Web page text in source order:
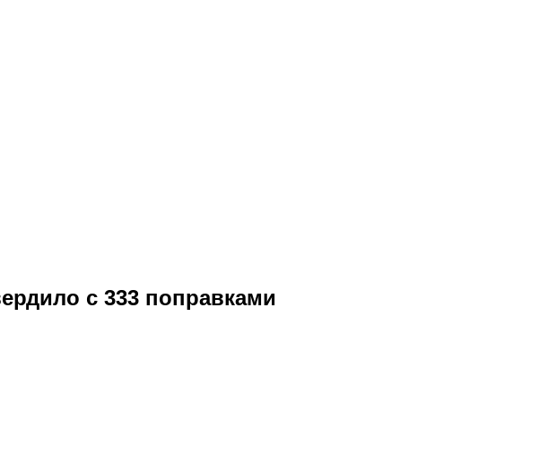
с 333 поправками